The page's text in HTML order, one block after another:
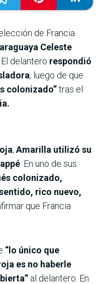
de Francia
Celeste
delantero respondió
, luego de que
colonizado”tras el
, Amarilla utilizó su
. En uno de sus
colonizado,
rico nuevo,
que Francia
“lo único que
es no haberle
al delantero. En